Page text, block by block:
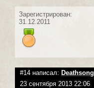
Зарегистрирован:
31.12.2011
#14 написал: Deathsong
23 сентября 2013 22:06